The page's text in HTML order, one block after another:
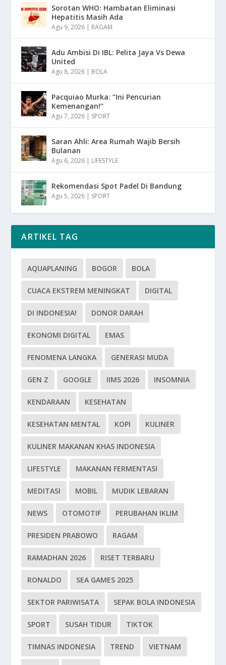
Sorotan WHO: Hambatan Eliminasi
Hepatitis Masih Ada
Agu 9, 2026 | RAGAM
Adu Ambisi Di IBL: Pelita Jaya Vs Dewa
United
Agu 8, 2026 | BOLA
Pacquiao Murka: “Ini Pencurian
Kemenangan!”
Agu 7, 2026 | SPORT
Saran Ahli: Area Rumah Wajib Bersih
Bulanan
Agu 6, 2026 | LIFESTYLE
Rekomendasi Spot Padel Di Bandung
Agu 5, 2026 | SPORT
ARTIKEL TAG
AQUAPLANING BOGOR BOLA
CUACA EKSTREM MENINGKAT DIGITAL
DI INDONESIA! DONOR DARAH
EKONOMI DIGITAL EMAS
FENOMENA LANGKA GENERASI MUDA
GEN Z GOOGLE IIMS 2026 INSOMNIA
KENDARAAN KESEHATAN
KESEHATAN MENTAL KOPI KULINER
KULINER MAKANAN KHAS INDONESIA
LIFESTYLE MAKANAN FERMENTASI
MEDITASI MOBIL MUDIK LEBARAN
NEWS OTOMOTIF PERUBAHAN IKLIM
PRESIDEN PRABOWO RAGAM
RAMADHAN 2026 RISET TERBARU
RONALDO SEA GAMES 2025
SEKTOR PARIWISATA SEPAK BOLA INDONESIA
SPORT SUSAH TIDUR TIKTOK
TIMNAS INDONESIA TREND VIETNAM